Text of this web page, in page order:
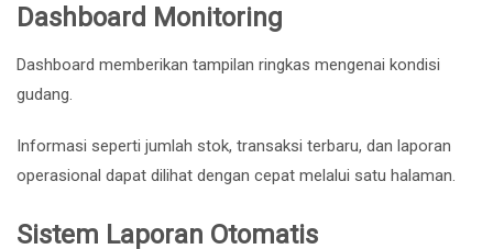
Dashboard Monitoring
Dashboard memberikan tampilan ringkas mengenai kondisi
gudang.
Informasi seperti jumlah stok, transaksi terbaru, dan laporan
operasional dapat dilihat dengan cepat melalui satu halaman.
Sistem Laporan Otomatis